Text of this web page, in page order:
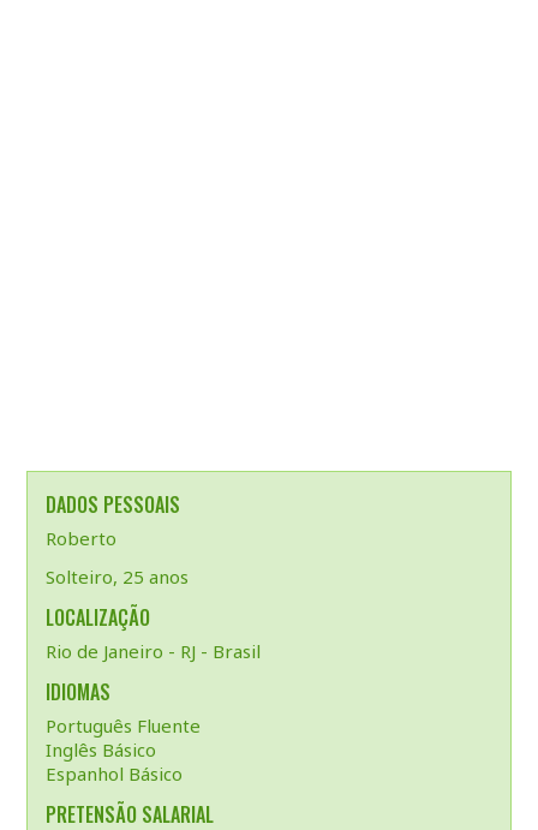
DADOS PESSOAIS
Roberto
Solteiro, 25 anos
LOCALIZAÇÃO
Rio de Janeiro - RJ - Brasil
IDIOMAS
Português Fluente
Inglês Básico
Espanhol Básico
PRETENSÃO SALARIAL